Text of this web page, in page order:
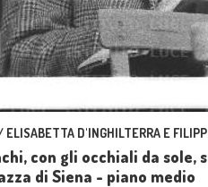
ELISABETTA D'INGHILTERRA E
con gli occhiali da
di Siena - piano medio